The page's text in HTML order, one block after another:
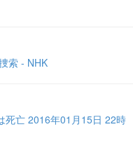
索 - NHK
死亡 2016年01月15日 22時